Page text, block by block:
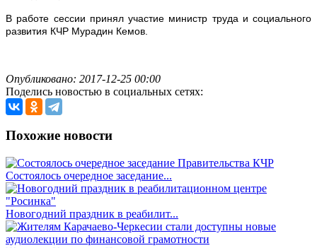
В работе сессии принял участие министр труда и социального
развития КЧР Мурадин Кемов.
Опубликовано: 2017-12-25 00:00
Поделись новостью в социальных сетях:
Похожие новости
Состоялось очередное заседание...
Новогодний праздник в реабилит...